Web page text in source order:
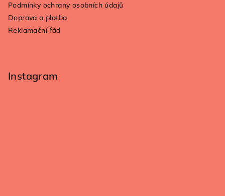
Podmínky ochrany osobních údajů
Doprava a platba
Reklamační řád
Instagram